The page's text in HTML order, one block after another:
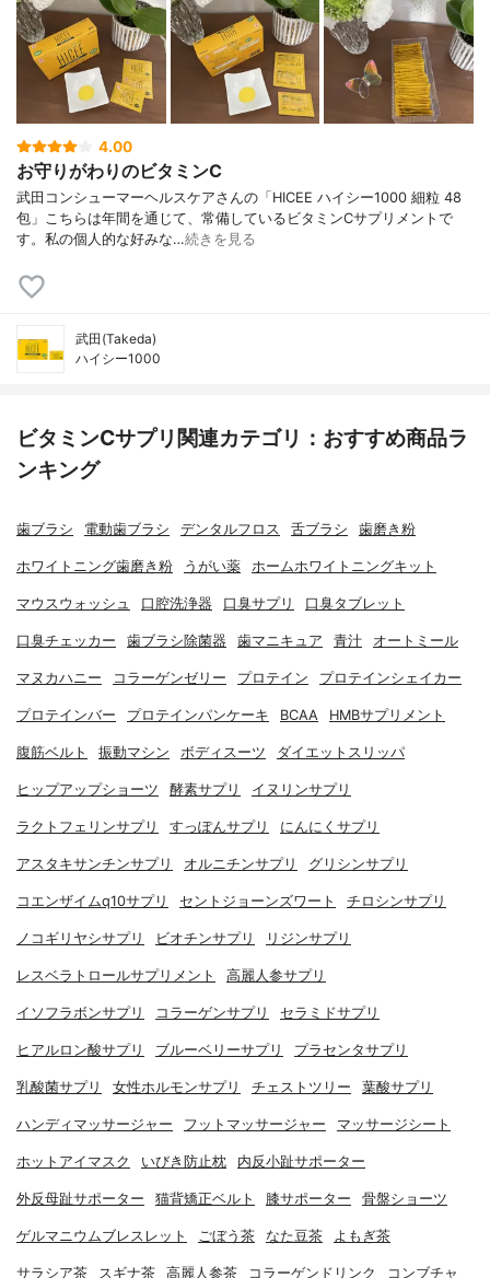
4.00
お守りがわりのビタミンC
武田コンシューマーヘルスケアさんの「HICEE ハイシー1000 細粒 48
包」こちらは年間を通じて、常備しているビタミンCサプリメントで
す。私の個人的な好みな…続きを見る
武田(Takeda)
ハイシー1000
ビタミンCサプリ関連カテゴリ：おすすめ商品ラ
ンキング
歯ブラシ 電動歯ブラシ デンタルフロス 舌ブラシ 歯磨き粉
ホワイトニング歯磨き粉 うがい薬 ホームホワイトニングキット
マウスウォッシュ 口腔洗浄器 口臭サプリ 口臭タブレット
口臭チェッカー 歯ブラシ除菌器 歯マニキュア 青汁 オートミール
マヌカハニー コラーゲンゼリー プロテイン プロテインシェイカー
プロテインバー プロテインパンケーキ BCAA HMBサプリメント
腹筋ベルト 振動マシン ボディスーツ ダイエットスリッパ
ヒップアップショーツ 酵素サプリ イヌリンサプリ
ラクトフェリンサプリ すっぽんサプリ にんにくサプリ
アスタキサンチンサプリ オルニチンサプリ グリシンサプリ
コエンザイムq10サプリ セントジョーンズワート チロシンサプリ
ノコギリヤシサプリ ビオチンサプリ リジンサプリ
レスベラトロールサプリメント 高麗人参サプリ
イソフラボンサプリ コラーゲンサプリ セラミドサプリ
ヒアルロン酸サプリ ブルーベリーサプリ プラセンタサプリ
乳酸菌サプリ 女性ホルモンサプリ チェストツリー 葉酸サプリ
ハンディマッサージャー フットマッサージャー マッサージシート
ホットアイマスク いびき防止枕 内反小趾サポーター
外反母趾サポーター 猫背矯正ベルト 膝サポーター 骨盤ショーツ
ゲルマニウムブレスレット ごぼう茶 なた豆茶 よもぎ茶
サラシア茶 スギナ茶 高麗人参茶 コラーゲンドリンク コンブチャ